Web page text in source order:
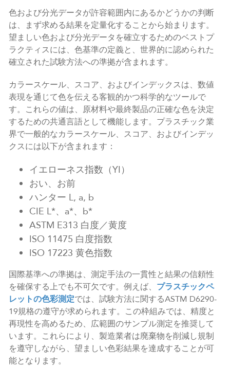
色および分光データが許容範囲内にあるかどうかの判断
は、まず求める結果を定量化することから始まります。
望ましい色および分光データを確立するためのベストプ
ラクティスには、色基準の定義と、世界的に認められた
確立された試験方法への準拠が含まれます。
カラースケール、スコア、およびインデックスは、数値
表現を通じて色を伝える客観的かつ科学的なツールで
す。これらの値は、原材料や最終製品の正確な色を決定
するための共通言語として機能します。プラスチック業
界で一般的なカラースケール、スコア、およびインデッ
クスには以下が含まれます：
イエローネス指数（YI）
おい、お前
ハンター L, a, b
CIE L*、a*、b*
ASTM E313 白度／黄度
ISO 11475 白度指数
ISO 17223 黄色指数
国際基準への準拠は、測定手法の一貫性と結果の信頼性
を確保する上でも不可欠です。例えば、 プラスチックペ
レットの色彩測定では、試験方法に関するASTM D6290-
19規格の遵守が求められます。この枠組みでは、精度と
再現性を高めるため、広範囲のサンプル測定を推奨して
います。これらにより、製造業者は廃棄物を削減し規制
を遵守しながら、望ましい色彩結果を達成することが可
能となります。